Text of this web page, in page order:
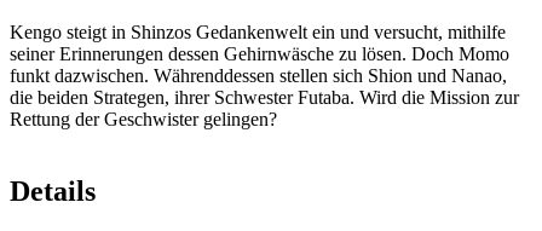
Kengo steigt in Shinzos Gedankenwelt ein und versucht, mithilfe
seiner Erinnerungen dessen Gehirnwäsche zu lösen. Doch Momo
funkt dazwischen. Währenddessen stellen sich Shion und Nanao,
die beiden Strategen, ihrer Schwester Futaba. Wird die Mission zur
Rettung der Geschwister gelingen?
Details